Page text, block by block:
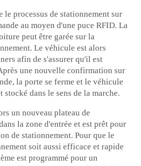
le processus de stationnement sur
au moyen d'une puce RFID. La
peut être garée sur la
Le véhicule est alors
afin de s'assurer qu'il est
une nouvelle confirmation sur
la porte se ferme et le véhicule
stocké dans le sens de la marche.
un nouveau plateau de
la zone d'entrée et est prêt pour
de stationnement. Pour que le
soit aussi efficace et rapide
est programmé pour un